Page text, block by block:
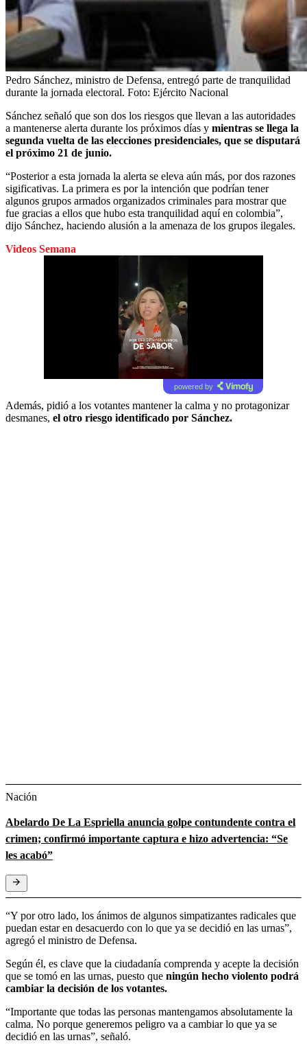
Pedro Sánchez, ministro de Defensa, entregó parte de tranquilidad
durante la jornada electoral. Foto: Ejército Nacional
Sánchez señaló que son dos los riesgos que llevan a las autoridades
a mantenerse alerta durante los próximos días y mientras se llega la
segunda vuelta de las elecciones presidenciales, que se disputará
el próximo 21 de junio.
“Posterior a esta jornada la alerta se eleva aún más, por dos razones
sigificativas. La primera es por la intención que podrían tener
algunos grupos armados organizados criminales para mostrar que
fue gracias a ellos que hubo esta tranquilidad aquí en colombia”,
dijo Sánchez, haciendo alusión a la amenaza de los grupos ilegales.
Videos Semana
powered by
Además, pidió a los votantes mantener la calma y no protagonizar
desmanes, el otro riesgo identificado por Sánchez.
Nación
Abelardo De La Espriella anuncia golpe contundente contra el
crimen; confirmó importante captura e hizo advertencia: “Se
les acabó”
“Y por otro lado, los ánimos de algunos simpatizantes radicales que
puedan estar en desacuerdo con lo que ya se decidió en las urnas”,
agregó el ministro de Defensa.
Según él, es clave que la ciudadanía comprenda y acepte la decisión
que se tomó en las urnas, puesto que ningún hecho violento podrá
cambiar la decisión de los votantes.
“Importante que todas las personas mantengamos absolutamente la
calma. No porque generemos peligro va a cambiar lo que ya se
decidió en las urnas”, señaló.